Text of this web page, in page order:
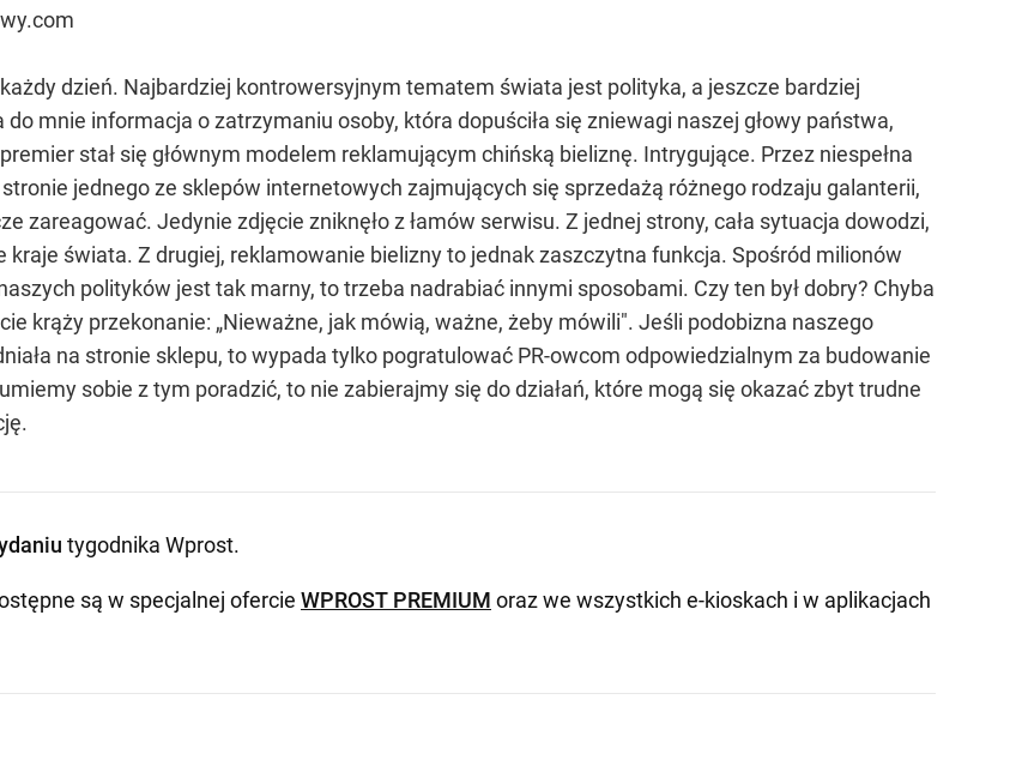
dzień. Najbardziej kontrowersyjnym tematem świata jest polityka, a jeszcze bardziej
mnie informacja o zatrzymaniu osoby, która dopuściła się zniewagi naszej głowy państwa,
stał się głównym modelem reklamującym chińską bieliznę. Intrygujące. Przez niespełna
jednego ze sklepów internetowych zajmujących się sprzedażą różnego rodzaju galanterii,
zareagować. Jedynie zdjęcie zniknęło z łamów serwisu. Z jednej strony, cała sytuacja dowodzi,
kraje świata. Z drugiej, reklamowanie bielizny to jednak zaszczytna funkcja. Spośród milionów
polityków jest tak marny, to trzeba nadrabiać innymi sposobami. Czy ten był dobry? Chyba
krąży przekonanie: „Nieważne, jak mówią, ważne, żeby mówili". Jeśli podobizna naszego
na stronie sklepu, to wypada tylko pogratulować PR-owcom odpowiedzialnym za budowanie
sobie z tym poradzić, to nie zabierajmy się do działań, które mogą się okazać zbyt trudne
tygodnika Wprost.
są w specjalnej ofercie WPROST PREMIUM oraz we wszystkich e-kioskach i w aplikacjach